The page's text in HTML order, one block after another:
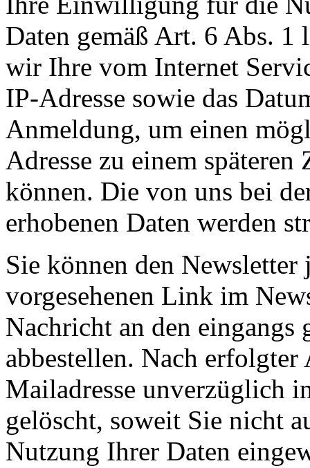
Daten gemäß Art. 6 Abs.
wir Ihre vom Internet
IP-Adresse sowie das
Anmeldung, um einen
Adresse zu einem
können. Die von uns bei
erhobenen Daten werden
Sie können den
vorgesehenen Link im
Nachricht an den eingangs
abbestellen. Nach
Mailadresse unverzüglich
gelöscht, soweit Sie nicht
Nutzung Ihrer Daten